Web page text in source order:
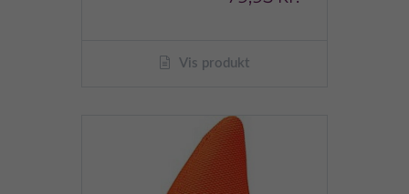
Vis produkt